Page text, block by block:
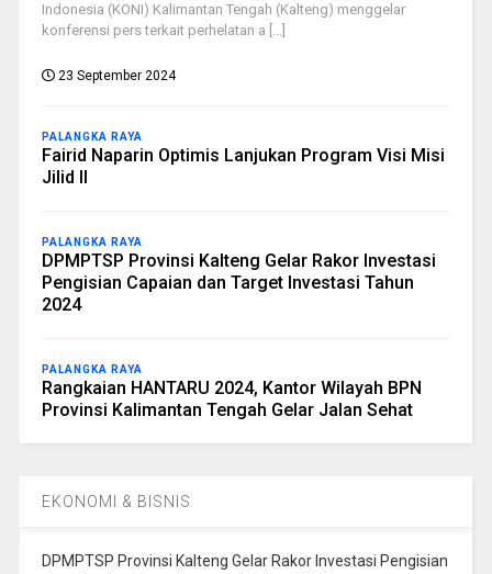
Indonesia (KONI) Kalimantan Tengah (Kalteng) menggelar
konferensi pers terkait perhelatan a [...]
23 September 2024
PALANGKA RAYA
Fairid Naparin Optimis Lanjukan Program Visi Misi
Jilid II
PALANGKA RAYA
DPMPTSP Provinsi Kalteng Gelar Rakor Investasi
Pengisian Capaian dan Target Investasi Tahun
2024
PALANGKA RAYA
Rangkaian HANTARU 2024, Kantor Wilayah BPN
Provinsi Kalimantan Tengah Gelar Jalan Sehat
EKONOMI & BISNIS
DPMPTSP Provinsi Kalteng Gelar Rakor Investasi Pengisian